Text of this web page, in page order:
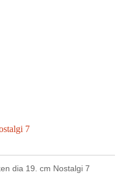
7
dia 19. cm Nostalgi 7